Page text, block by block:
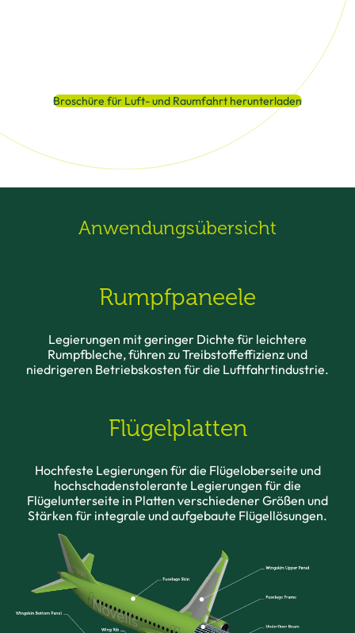
Broschüre für Luft- und Raumfahrt herunterladen
Anwendungsübersicht
Rumpfpaneele
Legierungen mit geringer Dichte für leichtere
Rumpfbleche, führen zu Treibstoffeffizienz und
niedrigeren Betriebskosten für die Luftfahrtindustrie.
Flügelplatten
Hochfeste Legierungen für die Flügeloberseite und
hochschadenstolerante Legierungen für die
Flügelunterseite in Platten verschiedener Größen und
Stärken für integrale und aufgebaute Flügellösungen.